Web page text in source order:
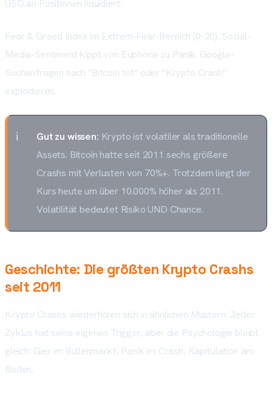
USD an Positionen liquidiert.
Fear & Greed Index im Extrem-Fear-Bereich (0-20). Social-
Media-Sentiment kippt von Euphorie zu Panik. Google-
Suchanfragen nach "Bitcoin tot" oder "Krypto Crash"
explodieren.
Gut zu wissen: Krypto ist volatiler als traditionelle
Assets. Bitcoin hatte seit 2011 sechs größere
Crashs mit Verlusten von 70%+. Trotzdem liegt der
Kurs heute um über 10.000% höher als 2011.
Volatilität bedeutet Risiko UND Chance.
Geschichte: Die größten Krypto Crashs
seit 2011
Krypto Crashs wiederholen sich in ähnlichen Mustern. Jeder
Zyklus hat seine eigenen Trigger, aber die Psychologie bleibt
gleich: Gier im Bullenmarkt, Panik im Crash, Kapitulation am
Boden.